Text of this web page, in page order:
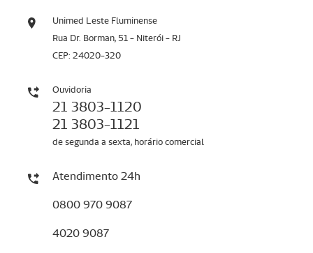
Unimed Leste Fluminense
Rua Dr. Borman, 51 - Niterói - RJ
CEP: 24020-320
Ouvidoria
21 3803-1120
21 3803-1121
de segunda a sexta, horário comercial
Atendimento 24h
0800 970 9087
4020 9087